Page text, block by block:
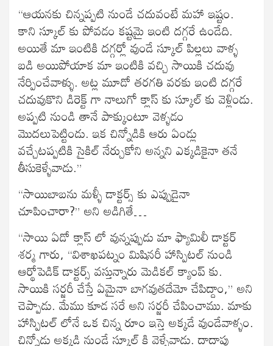
“ఆయనకు చిన్నప్పటి నుండే చదువంటే మహా ఇష్టం.
కాని స్కూల్ కు పోవడం కష్టమై ఇంటి దగ్గరే ఉండేది.
అయితే మా ఇంటికి దగ్గర్లో వుండే స్కూల్ పిల్లలు వాళ్ళ
బడి అయిపోయాక మా ఇంటికి వచ్చి సాయికి చదువు
నేర్పించేవాళ్ళు. అట్ల మూడో తరగతి వరకు ఇంటి దగ్గరే
చదువుకొని డిరెక్ట్ గా నాలుగో క్లాస్ కు స్కూల్ కు వెళ్లిండు.
అప్పటి నుండి తానే పాక్కుంటూ వెళ్ళడం
మొదలుపెట్టిండు. ఇక చిన్నోడికి ఆరు ఏండ్లు
వచ్చేటప్పటికి సైకిల్ నేర్చుకోని అన్నని ఎక్కడికైనా తనే
తీసుకెళ్ళేవాడు.”
“సాయిబాబను మళ్ళీ డాక్టర్స్ కు ఎప్పుడైనా
చూపించారా?” అని అడిగితే…
“సాయి ఏడో క్లాస్ లో వున్నప్పుడు మా ఫ్యామిలీ డాక్టర్
శర్మ గారు, “విశాఖపట్నం మిషినరీ హాస్పిటల్ నుండి
ఆర్థోపెడిక్ డాక్టర్స్ వస్తున్నారు మెడికల్ క్యాంప్ కు.
సాయికి సర్జరీ చేస్తే ఏమైనా బాగవుతదేమో చేపిద్దాం,” అని
చెప్పాడు. మేము కూడ సరే అని సర్జరీ చేపించాము. మాకు
హాస్పిటల్ లోనే ఒక చిన్న రూం ఇస్తె అక్కడే వుండేవాళ్ళం.
చిన్నోడు అక్కడి నుండే స్కూల్ కి వెళ్ళేవాడు. దాదాపు